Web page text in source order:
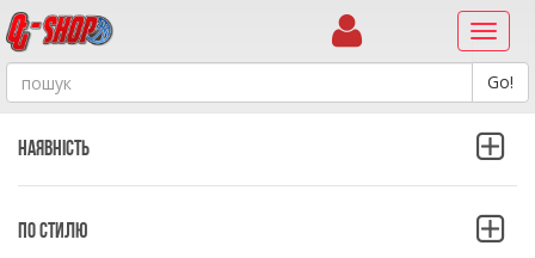
Наявність
ПО СТИЛЮ